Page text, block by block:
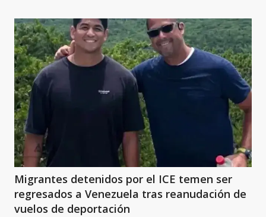
Migrantes detenidos por el ICE temen ser
regresados a Venezuela tras reanudación de
vuelos de deportación